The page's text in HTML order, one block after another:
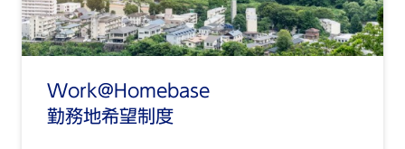
Work@Homebase
勤務地希望制度